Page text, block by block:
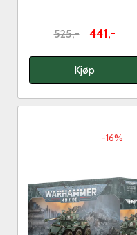
525,- 441,-
Kjøp
-16%